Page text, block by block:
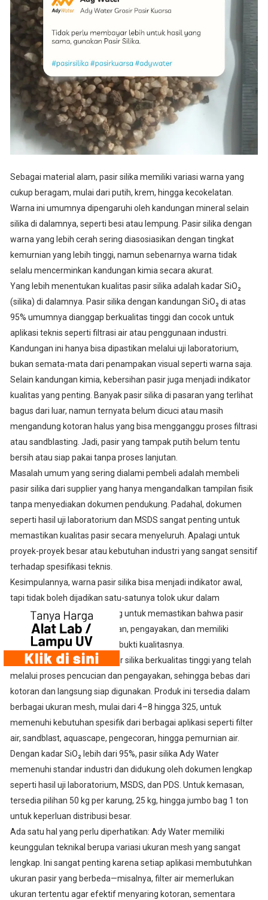
Sebagai material alam, pasir silika memiliki variasi warna yang
cukup beragam, mulai dari putih, krem, hingga kecokelatan.
Warna ini umumnya dipengaruhi oleh kandungan mineral selain
silika di dalamnya, seperti besi atau lempung. Pasir silika dengan
warna yang lebih cerah sering diasosiasikan dengan tingkat
kemurnian yang lebih tinggi, namun sebenarnya warna tidak
selalu mencerminkan kandungan kimia secara akurat.
Yang lebih menentukan kualitas pasir silika adalah kadar SiO₂
(silika) di dalamnya. Pasir silika dengan kandungan SiO₂ di atas
95% umumnya dianggap berkualitas tinggi dan cocok untuk
aplikasi teknis seperti filtrasi air atau penggunaan industri.
Kandungan ini hanya bisa dipastikan melalui uji laboratorium,
bukan semata-mata dari penampakan visual seperti warna saja.
Selain kandungan kimia, kebersihan pasir juga menjadi indikator
kualitas yang penting. Banyak pasir silika di pasaran yang terlihat
bagus dari luar, namun ternyata belum dicuci atau masih
mengandung kotoran halus yang bisa mengganggu proses filtrasi
atau sandblasting. Jadi, pasir yang tampak putih belum tentu
bersih atau siap pakai tanpa proses lanjutan.
Masalah umum yang sering dialami pembeli adalah membeli
pasir silika dari supplier yang hanya mengandalkan tampilan fisik
tanpa menyediakan dokumen pendukung. Padahal, dokumen
seperti hasil uji laboratorium dan MSDS sangat penting untuk
memastikan kualitas pasir secara menyeluruh. Apalagi untuk
proyek-proyek besar atau kebutuhan industri yang sangat sensitif
terhadap spesifikasi teknis.
Kesimpulannya, warna pasir silika bisa menjadi indikator awal,
tapi tidak boleh dijadikan satu-satunya tolok ukur dalam
menentukan kualitas. Penting untuk memastikan bahwa pasir
telah melalui proses pencucian, pengayakan, dan memiliki
dokumen yang valid sebagai bukti kualitasnya.
Ady Water menyediakan pasir silika berkualitas tinggi yang telah
melalui proses pencucian dan pengayakan, sehingga bebas dari
kotoran dan langsung siap digunakan. Produk ini tersedia dalam
berbagai ukuran mesh, mulai dari 4–8 hingga 325, untuk
memenuhi kebutuhan spesifik dari berbagai aplikasi seperti filter
air, sandblast, aquascape, pengecoran, hingga pemurnian air.
Dengan kadar SiO₂ lebih dari 95%, pasir silika Ady Water
memenuhi standar industri dan didukung oleh dokumen lengkap
seperti hasil uji laboratorium, MSDS, dan PDS. Untuk kemasan,
tersedia pilihan 50 kg per karung, 25 kg, hingga jumbo bag 1 ton
untuk keperluan distribusi besar.
Ada satu hal yang perlu diperhatikan: Ady Water memiliki
keunggulan teknikal berupa variasi ukuran mesh yang sangat
lengkap. Ini sangat penting karena setiap aplikasi membutuhkan
ukuran pasir yang berbeda—misalnya, filter air memerlukan
ukuran tertentu agar efektif menyaring kotoran, sementara